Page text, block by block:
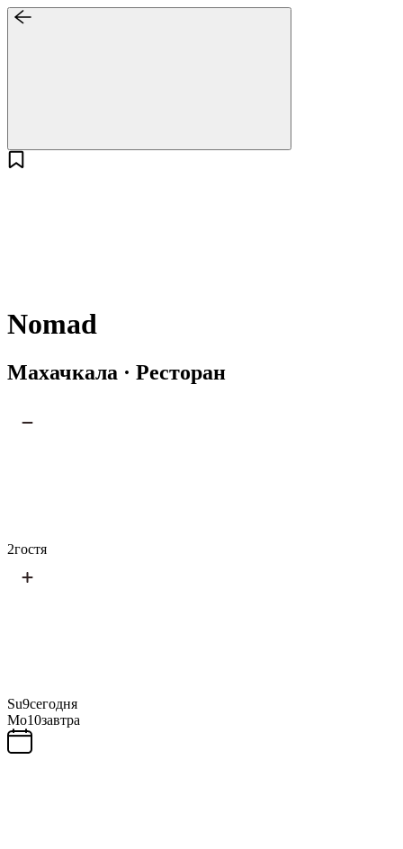
Nomad
Махачкала · Ресторан
2гостя
Su9сегодня
Mo10завтра